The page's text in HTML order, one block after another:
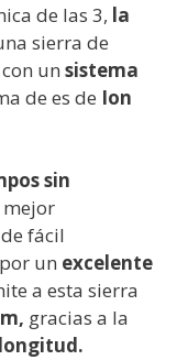
de las 3, la
sierra de
un sistema
de es de Ion
sin
fácil
un excelente
a esta sierra
gracias a la